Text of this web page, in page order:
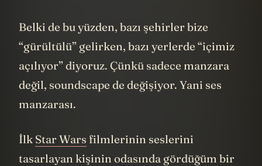
Belki de bu yüzden, bazı şehirler bize
“gürültülü” gelirken, bazı yerlerde “içimiz
açılıyor” diyoruz. Çünkü sadece manzara
değil, soundscape de değişiyor. Yani ses
manzarası.
İlk Star Wars filmlerinin seslerini
tasarlayan kişinin odasında gördüğüm bir